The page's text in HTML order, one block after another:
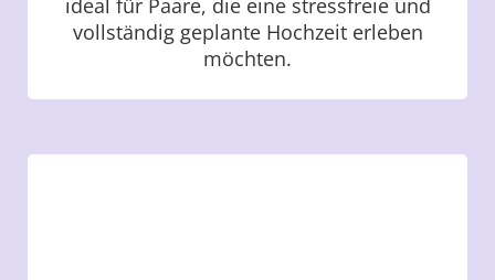
ideal für Paare, die eine stressfreie und
vollständig geplante Hochzeit erleben
möchten.